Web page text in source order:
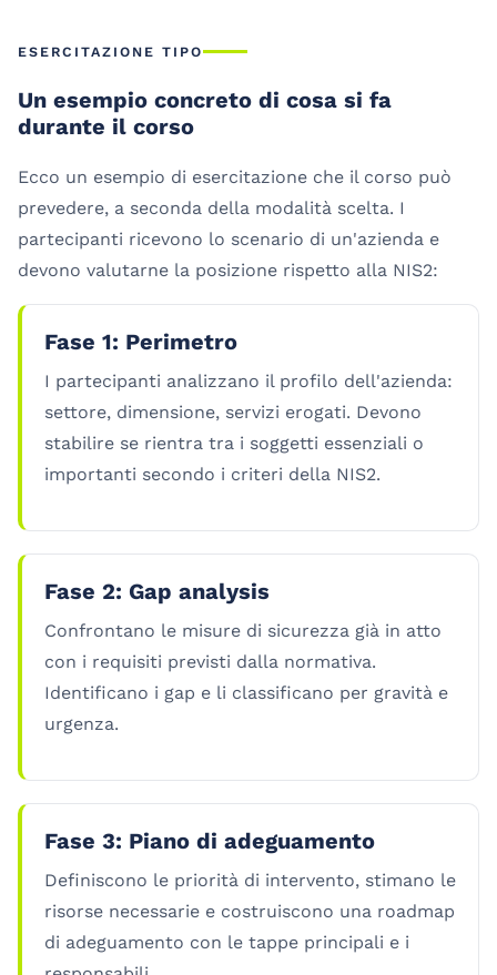
ESERCITAZIONE TIPO
Un esempio concreto di cosa si fa
durante il corso
Ecco un esempio di esercitazione che il corso può
prevedere, a seconda della modalità scelta. I
partecipanti ricevono lo scenario di un'azienda e
devono valutarne la posizione rispetto alla NIS2:
Fase 1: Perimetro
I partecipanti analizzano il profilo dell'azienda:
settore, dimensione, servizi erogati. Devono
stabilire se rientra tra i soggetti essenziali o
importanti secondo i criteri della NIS2.
Fase 2: Gap analysis
Confrontano le misure di sicurezza già in atto
con i requisiti previsti dalla normativa.
Identificano i gap e li classificano per gravità e
urgenza.
Fase 3: Piano di adeguamento
Definiscono le priorità di intervento, stimano le
risorse necessarie e costruiscono una roadmap
di adeguamento con le tappe principali e i